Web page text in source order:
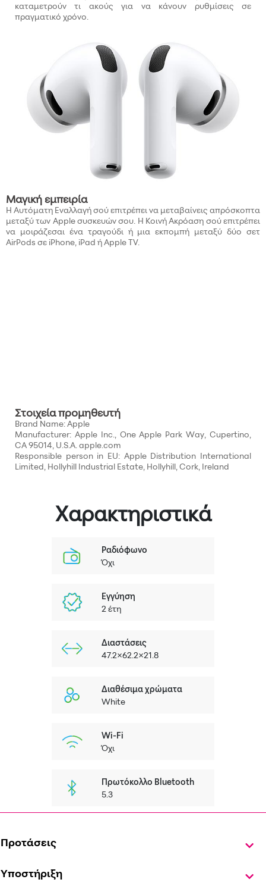
Χαρακτηριστικά
Ραδιόφωνο
Όχι
Εγγύηση
2 έτη
Διαστάσεις
47.2×62.2×21.8
Διαθέσιμα χρώματα
White
Wi-Fi
Όχι
Πρωτόκολλο Bluetooth
5.3
Προτάσεις
Υποστήριξη